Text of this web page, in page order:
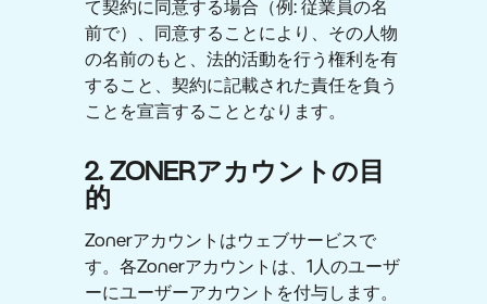
て契約に同意する場合（例: 従業員の名
前で）、同意することにより、その人物
の名前のもと、法的活動を行う権利を有
すること、契約に記載された責任を負う
ことを宣言することとなります。
2. ZONERアカウントの目
的
Zonerアカウントはウェブサービスで
す。各Zonerアカウントは、1人のユーザ
ーにユーザーアカウントを付与します。